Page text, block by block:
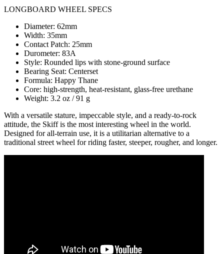
LONGBOARD WHEEL SPECS
Diameter: 62mm
Width: 35mm
Contact Patch: 25mm
Durometer: 83A
Style: Rounded lips with stone-ground surface
Bearing Seat: Centerset
Formula: Happy Thane
Core: high-strength, heat-resistant, glass-free urethane
Weight: 3.2 oz / 91 g
With a versatile stature, impeccable style, and a ready-to-rock
attitude, the Skiff is the most interesting wheel in the world.
Designed for all-terrain use, it is a utilitarian alternative to a
traditional street wheel for riding faster, steeper, rougher, and longer.